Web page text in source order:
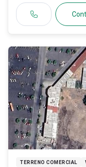
TERRENO COMERCIAL